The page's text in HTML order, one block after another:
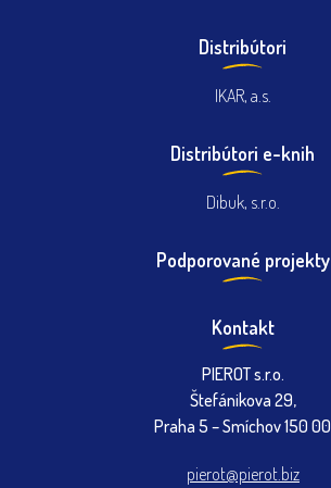
Distribútori
IKAR, a.s.
Distribútori e-knih
Dibuk, s.r.o.
Podporované projekty
Kontakt
PIEROT s.r.o.
Štefánikova 29,
Praha 5 – Smíchov 150 00
pierot@pierot.biz